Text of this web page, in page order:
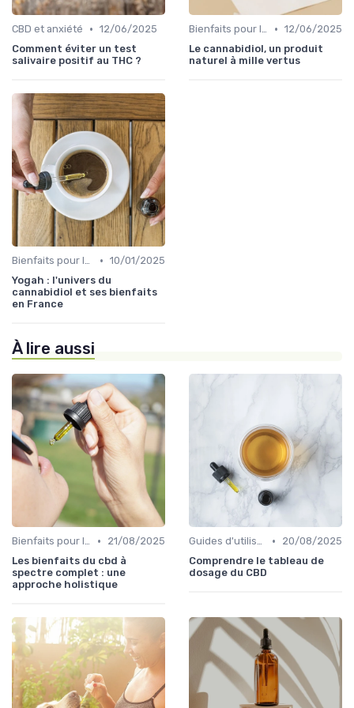
CBD et anxiété • 12/06/2025
Comment éviter un test
salivaire positif au THC ?
Bienfaits pour la santé • 12/06/2025
Le cannabidiol, un produit
naturel à mille vertus
Bienfaits pour la santé • 10/01/2025
Yogah : l'univers du
cannabidiol et ses bienfaits
en France
À lire aussi
Bienfaits pour la santé •
21/08/2025
Les bienfaits du cbd à
spectre complet : une
approche holistique
Guides d'utilisation •
20/08/2025
Comprendre le tableau de
dosage du CBD